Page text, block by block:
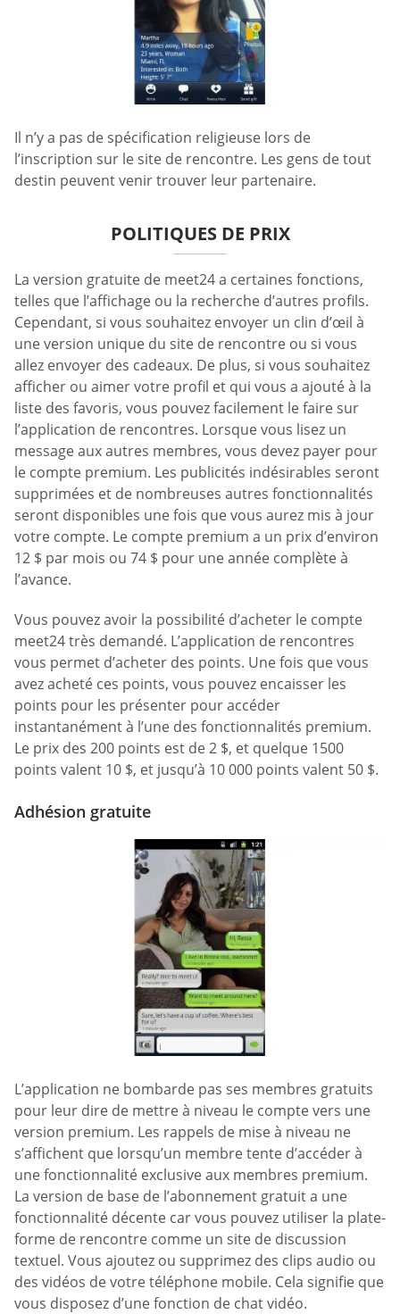
Il n’y a pas de spécification religieuse lors de
l’inscription sur le site de rencontre. Les gens de tout
destin peuvent venir trouver leur partenaire.
POLITIQUES DE PRIX
La version gratuite de meet24 a certaines fonctions,
telles que l’affichage ou la recherche d’autres profils.
Cependant, si vous souhaitez envoyer un clin d’œil à
une version unique du site de rencontre ou si vous
allez envoyer des cadeaux. De plus, si vous souhaitez
afficher ou aimer votre profil et qui vous a ajouté à la
liste des favoris, vous pouvez facilement le faire sur
l’application de rencontres. Lorsque vous lisez un
message aux autres membres, vous devez payer pour
le compte premium. Les publicités indésirables seront
supprimées et de nombreuses autres fonctionnalités
seront disponibles une fois que vous aurez mis à jour
votre compte. Le compte premium a un prix d’environ
12 $ par mois ou 74 $ pour une année complète à
l’avance.
Vous pouvez avoir la possibilité d’acheter le compte
meet24 très demandé. L’application de rencontres
vous permet d’acheter des points. Une fois que vous
avez acheté ces points, vous pouvez encaisser les
points pour les présenter pour accéder
instantanément à l’une des fonctionnalités premium.
Le prix des 200 points est de 2 $, et quelque 1500
points valent 10 $, et jusqu’à 10 000 points valent 50 $.
Adhésion gratuite
L’application ne bombarde pas ses membres gratuits
pour leur dire de mettre à niveau le compte vers une
version premium. Les rappels de mise à niveau ne
s’affichent que lorsqu’un membre tente d’accéder à
une fonctionnalité exclusive aux membres premium.
La version de base de l’abonnement gratuit a une
fonctionnalité décente car vous pouvez utiliser la plate-
forme de rencontre comme un site de discussion
textuel. Vous ajoutez ou supprimez des clips audio ou
des vidéos de votre téléphone mobile. Cela signifie que
vous disposez d’une fonction de chat vidéo.